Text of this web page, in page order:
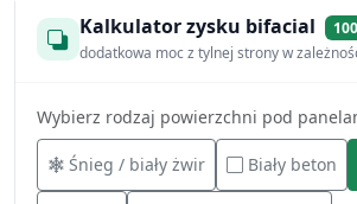
Kalkulator zysku bifacial
dodatkowa moc z tylnej strony w
Wybierz rodzaj powierzchni pod
Śnieg / biały żwir Biały beton